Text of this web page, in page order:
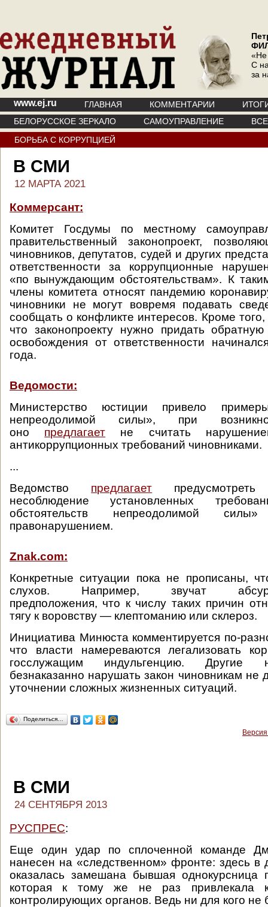
«Не
С
за
www.ej.ru ГЛАВНАЯ КОММЕНТАРИИ
БЕЛОРУССКОЕ ЗЕРКАЛО
САМОУПРАВЛЕНИЕ
БОРЬБА С КОРРУПЦИЕЙ
В СМИ
12 МАРТА 2021
Коммерсант:
Комитет Госдумы по местному
правительственный законопроект,
чиновников, депутатов, судей и других
ответственности за коррупционные
«по вынуждающим обстоятельствам». К
члены комитета относят пандемию
чиновники не могут вовремя подавать
сообщать о конфликте интересов. Кроме того,
что законопроекту нужно придать
освобождения от ответственности
года.
Ведомости:
Министерство юстиции привело примеры
непреодолимой силы», при
оно предлагает не считать
антикоррупционных требований чиновниками.
...
Ведомство предлагает
несоблюдение установленных
обстоятельств непреодолимой
правонарушением.
Znak.com:
Конкретные ситуации пока не прописаны,
слухов. Например, звучат
предположения, что к числу таких причин
тягу к воровству — клептоманию или склероз.
Инициатива Минюста комментируется по-
что власти намереваются легализовать
госслужащим индульгенцию. Другие
безнаказанно нарушать закон чиновникам не
уточнении сложных жизненных ситуаций.
Поделиться…
В СМИ
24 СЕНТЯБРЯ 2013
РУСПРЕС:
Еще один удар по сплоченной команде
нанесен на «следственном» фронте: здесь в
оказалась замешана бывшая однокурсница
которая к тому же не раз привлекала
контролирующих органов. Ведь ни для кого не